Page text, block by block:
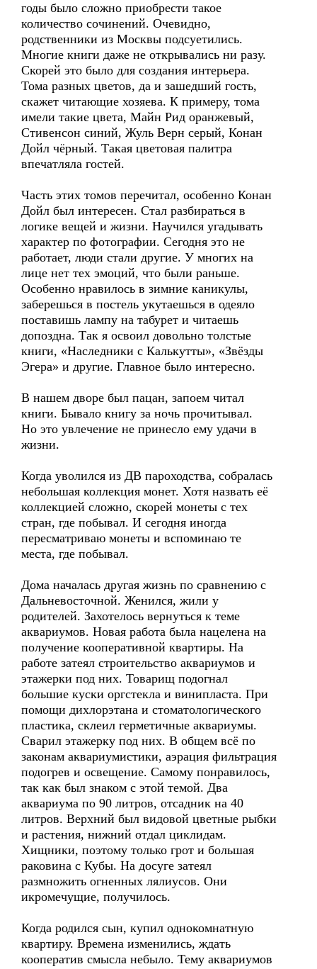
годы было сложно приобрести такое
количество сочинений. Очевидно,
родственники из Москвы подсуетились.
Многие книги даже не открывались ни разу.
Скорей это было для создания интерьера.
Тома разных цветов, да и зашедший гость,
скажет читающие хозяева. К примеру, тома
имели такие цвета, Майн Рид оранжевый,
Стивенсон синий, Жуль Верн серый, Конан
Дойл чёрный. Такая цветовая палитра
впечатляла гостей.
Часть этих томов перечитал, особенно Конан
Дойл был интересен. Стал разбираться в
логике вещей и жизни. Научился угадывать
характер по фотографии. Сегодня это не
работает, люди стали другие. У многих на
лице нет тех эмоций, что были раньше.
Особенно нравилось в зимние каникулы,
заберешься в постель укутаешься в одеяло
поставишь лампу на табурет и читаешь
допоздна. Так я освоил довольно толстые
книги, «Наследники с Калькутты», «Звёзды
Эгера» и другие. Главное было интересно.
В нашем дворе был пацан, запоем читал
книги. Бывало книгу за ночь прочитывал.
Но это увлечение не принесло ему удачи в
жизни.
Когда уволился из ДВ пароходства, собралась
небольшая коллекция монет. Хотя назвать её
коллекцией сложно, скорей монеты с тех
стран, где побывал. И сегодня иногда
пересматриваю монеты и вспоминаю те
места, где побывал.
Дома началась другая жизнь по сравнению с
Дальневосточной. Женился, жили у
родителей. Захотелось вернуться к теме
аквариумов. Новая работа была нацелена на
получение кооперативной квартиры. На
работе затеял строительство аквариумов и
этажерки под них. Товарищ подогнал
большие куски оргстекла и винипласта. При
помощи дихлорэтана и стоматологического
пластика, склеил герметичные аквариумы.
Сварил этажерку под них. В общем всё по
законам аквариумистики, аэрация фильтрация
подогрев и освещение. Самому понравилось,
так как был знаком с этой темой. Два
аквариума по 90 литров, отсадник на 40
литров. Верхний был видовой цветные рыбки
и растения, нижний отдал циклидам.
Хищники, поэтому только грот и большая
раковина с Кубы. На досуге затеял
размножить огненных лялиусов. Они
икромечущие, получилось.
Когда родился сын, купил однокомнатную
квартиру. Времена изменились, ждать
кооператив смысла небыло. Тему аквариумов